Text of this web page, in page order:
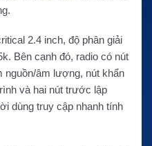
2.4 inch, độ phân giải
Bên cạnh đó, radio có nút
nguồn/âm lượng, nút khẩn
và hai nút trước lập
dùng truy cập nhanh tính